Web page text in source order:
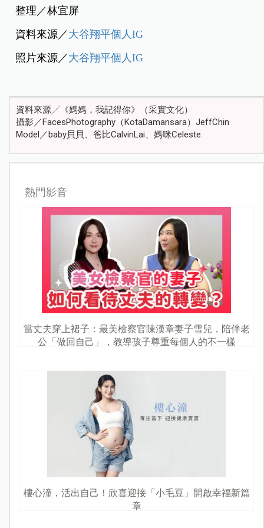
整理／林宜屏
資料來源／ 大谷翔平個人IG
照片來源／ 大谷翔平個人IG
資料來源╱《媽媽，我記得你》（采實文化）
攝影／FacesPhotography（KotaDamansara）JeffChin
Model／baby貝貝、爸比CalvinLai、媽咪Celeste
熱門影音
當丈夫穿上裙子：最美檢察官陳漢章妻子雪兒，陪伴老
公「做回自己」，教導孩子尊重每個人的不一樣
樓心潼，活出自己！欣喜迎接「小毛豆」開啟幸福新篇
章